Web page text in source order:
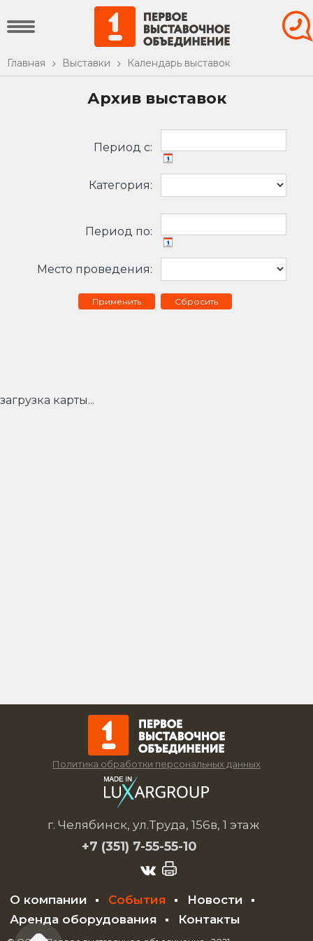
Главная Выставки Календарь выставок
Архив выставок
Период c:
Категория:
Период по:
Место проведения:
Сбросить
загрузка карты...
Политика обработки персональных данных
г. Челябинск, ул.Труда, 156в, 1 этаж
+7 (351) 7-55-55-10
О компании События
Новости
Аренда оборудования
Контакты